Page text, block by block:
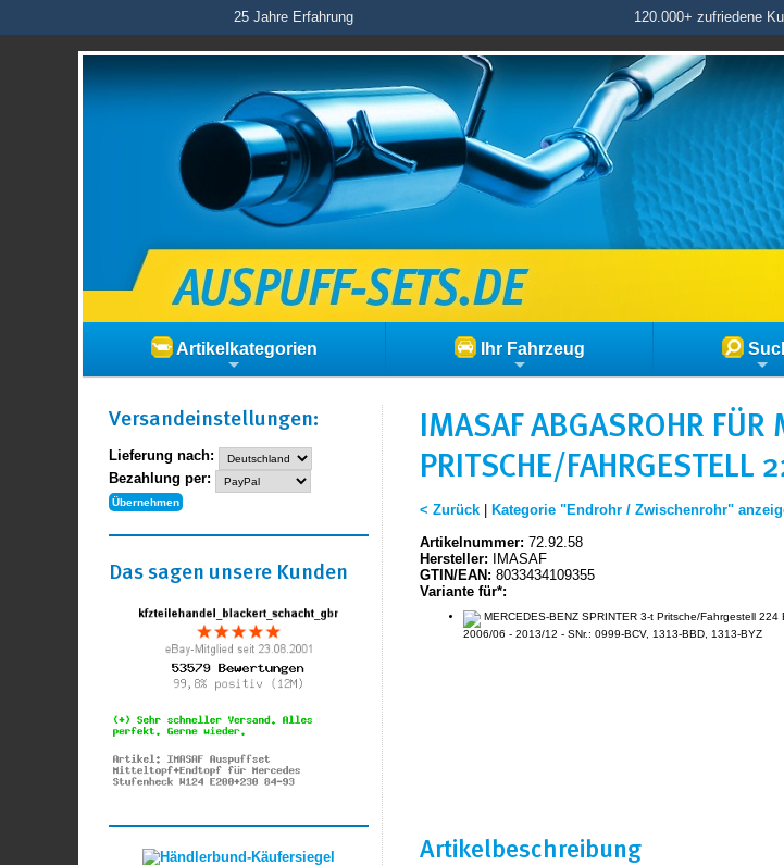
25 Jahre Erfahrung 120.000+ zufriedene
Artikelkategorien Ihr Fahrzeug
IMASAF ABGASROHR FÜR
PRITSCHE/FAHRGESTELL
< Zurück|
Kategorie "Endrohr / Zwischenrohr"
Artikelnummer: 72.92.58
Hersteller: IMASAF
GTIN/EAN: 8033434109355
Variante für*:
MERCEDES-BENZ SPRINTER 3-t Pritsche/Fahrgestell
2006/06 - 2013/12 - SNr.: 0999-BCV, 1313-BBD, 1313-BYZ
Artikelbeschreibung
Versand­einstellungen:
Lieferung nach:
Bezahlung per:
Das sagen unsere Kunden